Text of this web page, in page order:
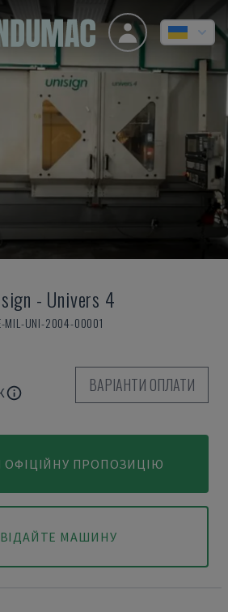
- Univers 4
MIL-UNI-2004-00001
ВАРІАНТИ ОПЛАТИ
ПРОПОЗИЦІЮ
МАШИНУ